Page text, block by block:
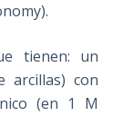
tienen: un
arcillas) con
(en 1 M